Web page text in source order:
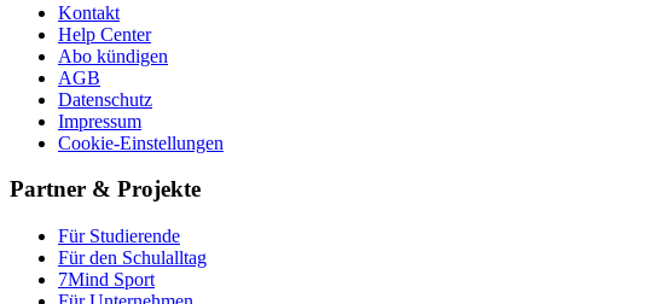
Kontakt
Help Center
Abo kündigen
AGB
Datenschutz
Impressum
Cookie-Einstellungen
Partner & Projekte
Für Stu­die­rende
Für den Schulalltag
7Mind Sport